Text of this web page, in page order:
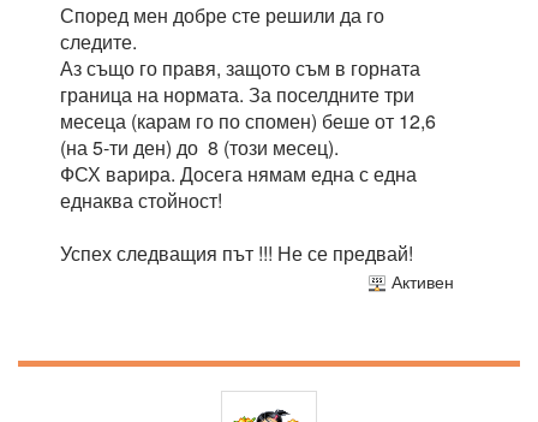
Според мен добре сте решили да го
следите.
Аз също го правя, защото съм в горната
граница на нормата. За поселдните три
месеца (карам го по спомен) беше от 12,6
(на 5-ти ден) до 8 (този месец).
ФСХ варира. Досега нямам една с една
еднаква стойност!
Успех следващия път !!! Не се предвай!
Активен